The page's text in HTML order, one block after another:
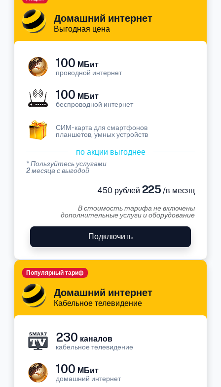
Домашний интернет
Выгодная цена
100 МБит
проводной интернет
100 МБит
беспроводной интернет
СИМ-карта для смартфонов
планшетов, умных устройств
по акции выгоднее
* Пользуйтесь услугами
2 месяца с выгодой
450 рублей225 /в месяц
В стоимость тарифа не включены
дополнительные услуги и оборудование
Подключить
Домашний интернет
Кабельное телевидение
Популярный тариф
230 каналов
кабельное телевидение
100 МБит
домашний интернет